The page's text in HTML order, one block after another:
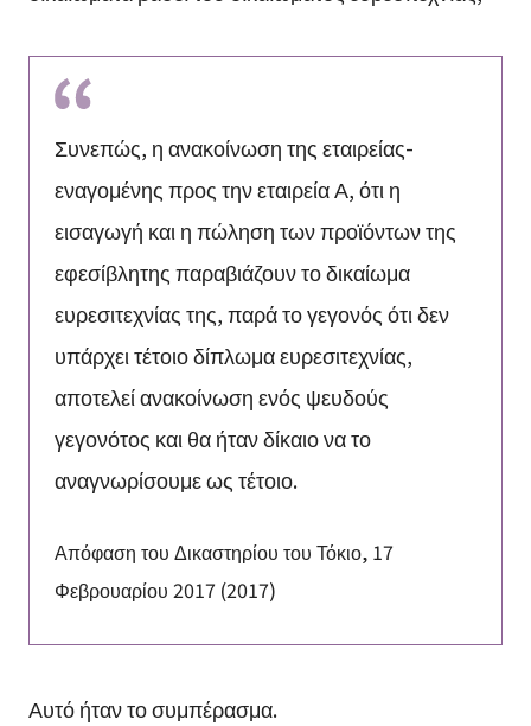
Συνεπώς, η ανακοίνωση της εταιρείας-
εναγομένης προς την εταιρεία Α, ότι η
εισαγωγή και η πώληση των προϊόντων της
εφεσίβλητης παραβιάζουν το δικαίωμα
ευρεσιτεχνίας της, παρά το γεγονός ότι δεν
υπάρχει τέτοιο δίπλωμα ευρεσιτεχνίας,
αποτελεί ανακοίνωση ενός ψευδούς
γεγονότος και θα ήταν δίκαιο να το
αναγνωρίσουμε ως τέτοιο.
Απόφαση του Δικαστηρίου του Τόκιο, 17
Φεβρουαρίου 2017 (2017)
Αυτό ήταν το συμπέρασμα.